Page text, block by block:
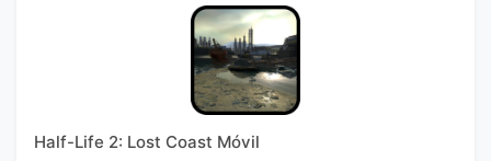
Half-Life 2: Lost Coast Móvil